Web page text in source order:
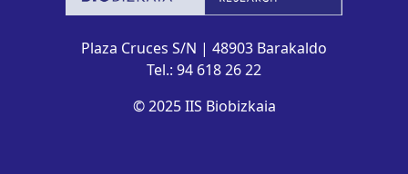
Plaza Cruces S/N | 48903 Barakaldo
Tel.: 94 618 26 22
© 2025 IIS Biobizkaia